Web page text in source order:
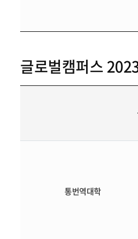
글로벌캠퍼스
통번역대학